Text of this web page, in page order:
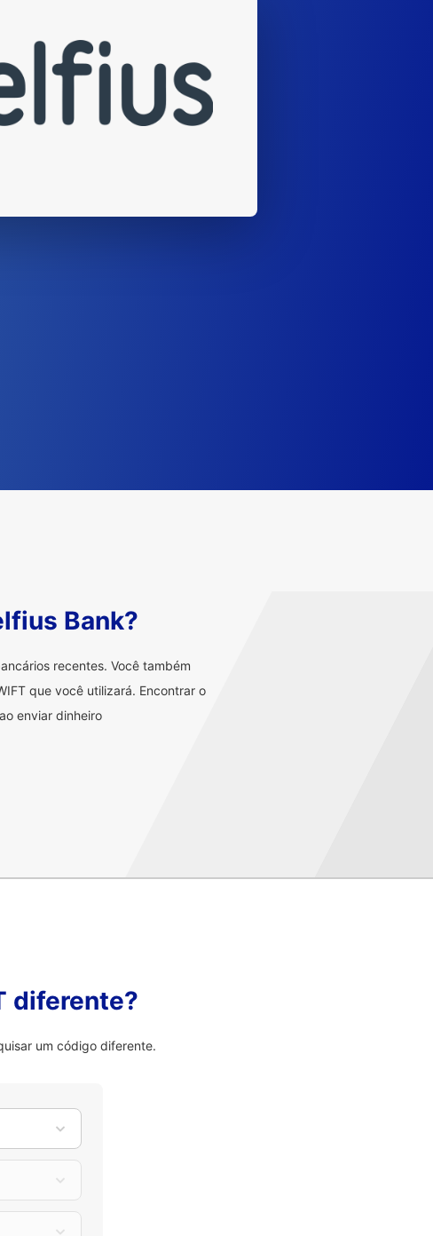
Bank?
recentes. Você também
que você utilizará. Encontrar o
enviar dinheiro
diferente?
um código diferente.